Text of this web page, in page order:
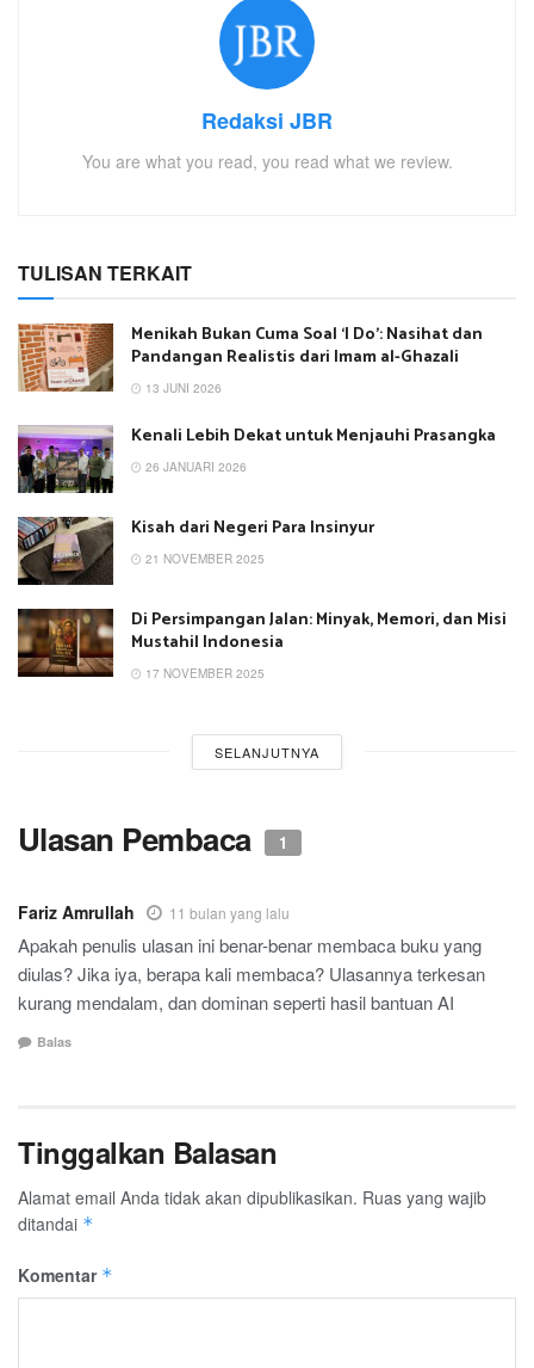
Redaksi JBR
You are what you read, you read what we review.
TULISAN TERKAIT
Menikah Bukan Cuma Soal ‘I Do’: Nasihat dan
Pandangan Realistis dari Imam al-Ghazali
13 JUNI 2026
Kenali Lebih Dekat untuk Menjauhi Prasangka
26 JANUARI 2026
Kisah dari Negeri Para Insinyur
21 NOVEMBER 2025
Di Persimpangan Jalan: Minyak, Memori, dan Misi
Mustahil Indonesia
17 NOVEMBER 2025
SELANJUTNYA
Ulasan Pembaca 1
Fariz Amrullah 11 bulan yang lalu
Apakah penulis ulasan ini benar-benar membaca buku yang
diulas? Jika iya, berapa kali membaca? Ulasannya terkesan
kurang mendalam, dan dominan seperti hasil bantuan AI
Balas
Tinggalkan Balasan
Alamat email Anda tidak akan dipublikasikan. Ruas yang wajib
ditandai *
Komentar *